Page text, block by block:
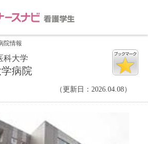
院情報
科大学
病院
（更新日：2026.04.08）